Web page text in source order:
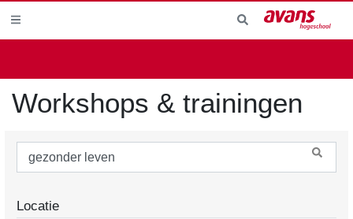
Workshops & trainingen
Locatie